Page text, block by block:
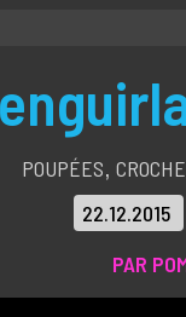
POUPÉES,
22.12.2015
PAR